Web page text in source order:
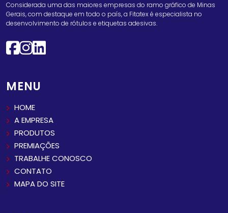
Considerada uma das maiores empresas do ramo gráfico de Minas
Gerais, com destaque em todo o país, a Fitatex é especialista no
desenvolvimento de rótulos e etiquetas adesivas.
MENU
HOME
A EMPRESA
PRODUTOS
PREMIAÇÕES
TRABALHE CONOSCO
CONTATO
MAPA DO SITE